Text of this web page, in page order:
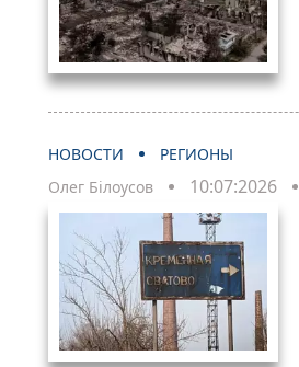
НОВОСТИ
РЕГИОНЫ
Олег Білоусов
10:07:2026